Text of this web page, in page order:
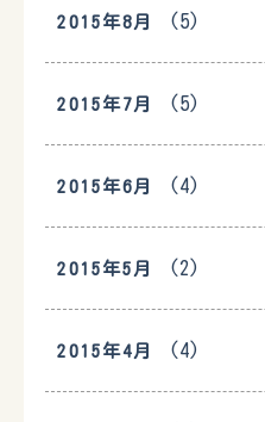
2015年8月 (5)
2015年7月 (5)
2015年6月 (4)
2015年5月 (2)
2015年4月 (4)